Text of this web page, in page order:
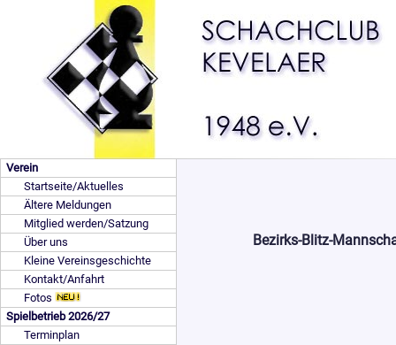
Verein
Startseite/Aktuelles
Ältere Meldungen
Mitglied werden/Satzung
Über uns
Kleine Vereinsgeschichte
Kontakt/Anfahrt
Fotos
Spielbetrieb 2026/27
Terminplan
Bezirks-Blitz-